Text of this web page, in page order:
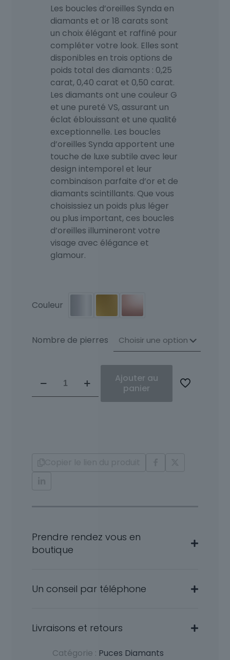
Les boucles d’oreilles Synda en
diamants et or 18 carats sont
un choix élégant et raffiné pour
compléter votre look. Elles sont
disponibles en trois options de
poids total des diamants : 0,25
carat, 0,40 carat et 0,50 carat.
Les diamants ont une couleur G
et une pureté VS, assurant un
éclat éblouissant et une qualité
exceptionnelle. Les boucles
d’oreilles Synda apportent une
touche de luxe subtile avec leur
design intemporel et leur
combinaison parfaite d’or et de
diamants scintillants. Que vous
choisissiez un poids plus léger
ou plus important, ces boucles
d’oreilles illumineront votre
visage avec élégance et
glamour.
Couleur
Nombre de pierres
Boucles
Ajouter au
panier
Prendre rendez vous en
boutique
Un conseil par téléphone
Livraisons et retours
Catégorie : Puces Diamants